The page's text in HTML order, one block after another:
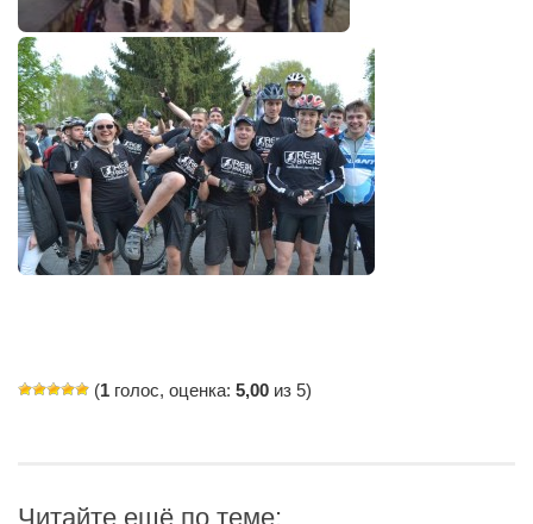
(1 голос, оценка: 5,00 из 5)
Читайте ещё по теме: